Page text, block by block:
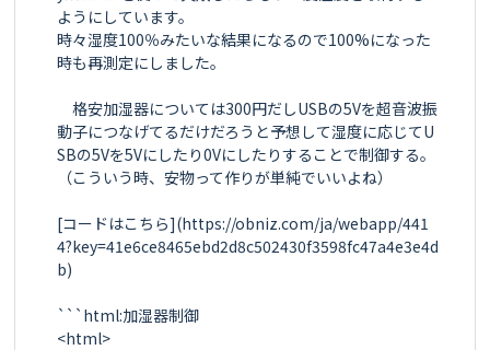
ようにしています。
時々湿度100％みたいな結果になるので100%になった
時も再測定にしました。
格安加湿器については300円だしUSBの5Vを超音波振
動子につなげてるだけだろうと予想して湿度に応じてU
SBの5Vを5Vにしたり0Vにしたりすることで制御する。
（こういう時、安物って作りが単純でいいよね）
[コードはこちら](https://obniz.com/ja/webapp/441
4?key=41e6ce8465ebd2d8c502430f3598fc47a4e3e4d
b)
```html:加湿器制御
<html>